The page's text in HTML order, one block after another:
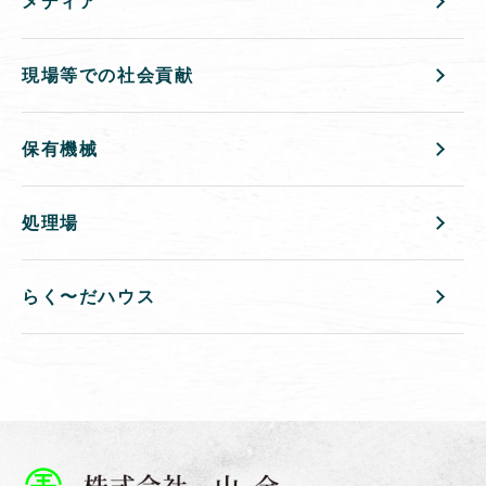
現場等での社会貢献
保有機械
処理場
らく〜だハウス